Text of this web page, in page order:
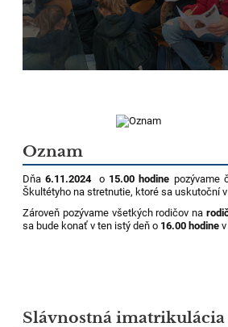
Oznam
Dňa6.11.2024o 15.00 hodine pozývame
Škultétyho na stretnutie, ktoré sa uskutoční
Zároveň pozývame všetkých rodičov na
sa bude konať v ten istý deň o 16.00 hodine
Slávnostná